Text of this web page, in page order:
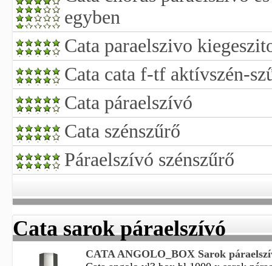
egyben
Cata paraelszivo
Cata cata f-tf aktívszén-
Cata páraelszívó
Cata szénszűrő
Páraelszívó szénszűrő
Cata sarok páraelszívó
CATA ANGOLO_BOX Sarok